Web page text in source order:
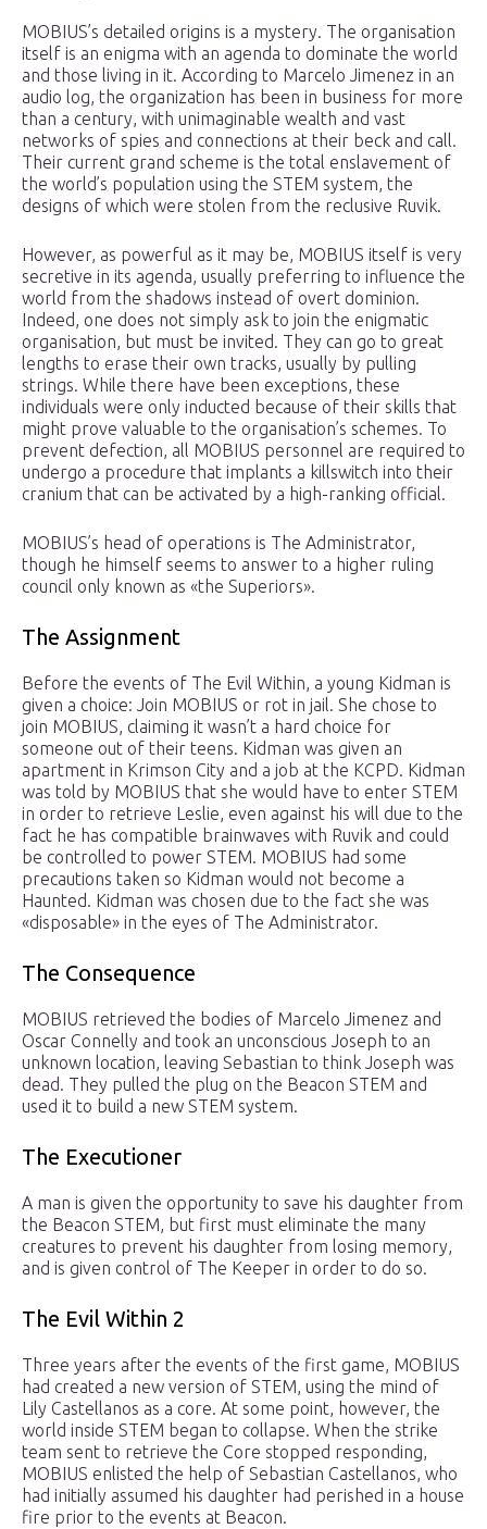
MOBIUS’s detailed origins is a mystery. The organisation
itself is an enigma with an agenda to dominate the world
and those living in it. According to Marcelo Jimenez in an
audio log, the organization has been in business for more
than a century, with unimaginable wealth and vast
networks of spies and connections at their beck and call.
Their current grand scheme is the total enslavement of
the world’s population using the STEM system, the
designs of which were stolen from the reclusive Ruvik.
However, as powerful as it may be, MOBIUS itself is very
secretive in its agenda, usually preferring to influence the
world from the shadows instead of overt dominion.
Indeed, one does not simply ask to join the enigmatic
organisation, but must be invited. They can go to great
lengths to erase their own tracks, usually by pulling
strings. While there have been exceptions, these
individuals were only inducted because of their skills that
might prove valuable to the organisation’s schemes. To
prevent defection, all MOBIUS personnel are required to
undergo a procedure that implants a killswitch into their
cranium that can be activated by a high-ranking official.
MOBIUS’s head of operations is The Administrator,
though he himself seems to answer to a higher ruling
council only known as «the Superiors».
The Assignment
Before the events of The Evil Within, a young Kidman is
given a choice: Join MOBIUS or rot in jail. She chose to
join MOBIUS, claiming it wasn’t a hard choice for
someone out of their teens. Kidman was given an
apartment in Krimson City and a job at the KCPD. Kidman
was told by MOBIUS that she would have to enter STEM
in order to retrieve Leslie, even against his will due to the
fact he has compatible brainwaves with Ruvik and could
be controlled to power STEM. MOBIUS had some
precautions taken so Kidman would not become a
Haunted. Kidman was chosen due to the fact she was
«disposable» in the eyes of The Administrator.
The Consequence
MOBIUS retrieved the bodies of Marcelo Jimenez and
Oscar Connelly and took an unconscious Joseph to an
unknown location, leaving Sebastian to think Joseph was
dead. They pulled the plug on the Beacon STEM and
used it to build a new STEM system.
The Executioner
A man is given the opportunity to save his daughter from
the Beacon STEM, but first must eliminate the many
creatures to prevent his daughter from losing memory,
and is given control of The Keeper in order to do so.
The Evil Within 2
Three years after the events of the first game, MOBIUS
had created a new version of STEM, using the mind of
Lily Castellanos as a core. At some point, however, the
world inside STEM began to collapse. When the strike
team sent to retrieve the Core stopped responding,
MOBIUS enlisted the help of Sebastian Castellanos, who
had initially assumed his daughter had perished in a house
fire prior to the events at Beacon.